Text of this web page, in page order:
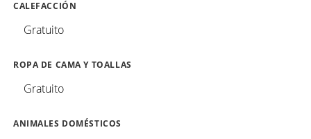
CALEFACCIÓN
Gratuito
ROPA DE CAMA Y TOALLAS
Gratuito
ANIMALES DOMÉSTICOS